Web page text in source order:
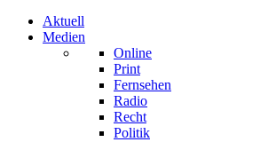
Aktuell
Medien
Online
Print
Fernsehen
Radio
Recht
Politik